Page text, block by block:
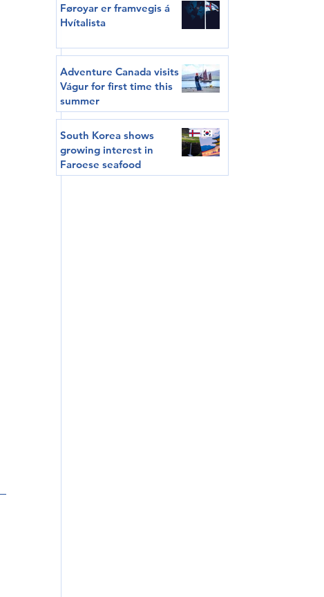
Føroyar er framvegis á
Hvítalista
Adventure Canada visits
Vágur for first time this
summer
South Korea shows
growing interest in
Faroese seafood